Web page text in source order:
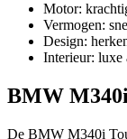
Motor:
Vermogen:
Design:
Interieur: luxe
BMW
De BMW M340i